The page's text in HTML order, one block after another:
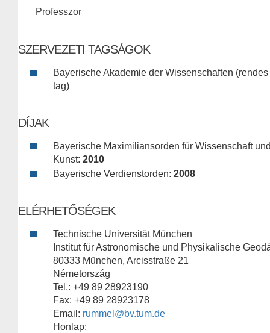
Professzor
SZERVEZETI TAGSÁGOK
Bayerische Akademie der Wissenschaften (rendes
tag)
DÍJAK
Bayerische Maximiliansorden für Wissenschaft
Kunst: 2010
Bayerische Verdienstorden: 2008
ELÉRHETŐSÉGEK
Technische Universität München
Institut für Astronomische und Physikalische
80333 München, Arcisstraße 21
Németország
Tel.: +49 89 28923190
Fax: +49 89 28923178
Email: rummel@bv.tum.de
Honlap: